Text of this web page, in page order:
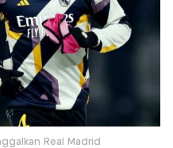
Real Madrid